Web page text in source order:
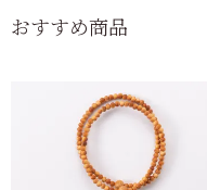
おすすめ商品